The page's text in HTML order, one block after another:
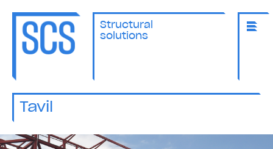
Structural
solutions
Tavil